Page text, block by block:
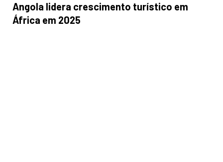
Angola lidera crescimento turístico em
África em 2025